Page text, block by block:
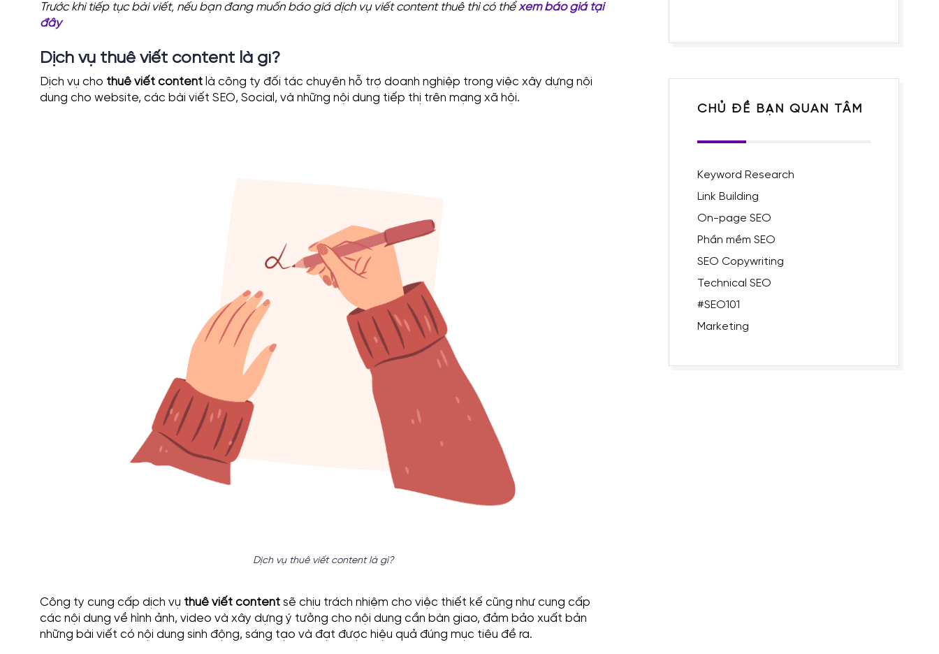
Trước khi tiếp tục bài viết, nếu bạn đang muốn báo giá dịch vụ viết content thuê thì có thểxem báo giá tại
đây
Dịch vụ thuê viết content là gì?
Dịch vụ cho thuê viết content là công ty đối tác chuyên hỗ trợ doanh nghiệp trong việc xây dựng nội
dung cho website, các bài viết SEO, Social, và những nội dung tiếp thị trên mạng xã hội.
Dịch vụ thuê viết content là gì?
Công ty cung cấp dịch vụ thuê viết content sẽ chịu trách nhiệm cho việc thiết kế cũng như cung cấp
các nội dung về hình ảnh, video và xây dựng ý tưởng cho nội dung cần bàn giao, đảm bảo xuất bản
những bài viết có nội dung sinh động, sáng tạo và đạt được hiệu quả đúng mục tiêu đề ra.
CHỦ ĐỀ BẠN QUAN TÂM
Keyword Research
Link Building
On-page SEO
Phần mềm SEO
SEO Copywriting
Technical SEO
#SEO101
Marketing